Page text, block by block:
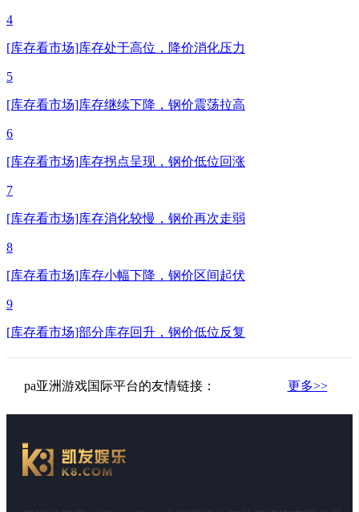
4
[库存看市场]库存处于高位，降价消化压力
5
[库存看市场]库存继续下降，钢价震荡拉高
6
[库存看市场]库存拐点呈现，钢价低位回涨
7
[库存看市场]库存消化较慢，钢价再次走弱
8
[库存看市场]库存小幅下降，钢价区间起伏
9
[库存看市场]部分库存回升，钢价低位反复
pa亚洲游戏国际平台的友情链接： 更多>>